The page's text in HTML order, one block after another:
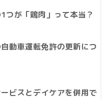
つが「鶏肉」って本当？
動車運転免許の更新につ
ビスとデイケアを併用で